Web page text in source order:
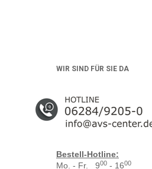
WIR SIND FÜR SIE DA
Bestell-Hotline:
Mo. - Fr. 900 - 1600